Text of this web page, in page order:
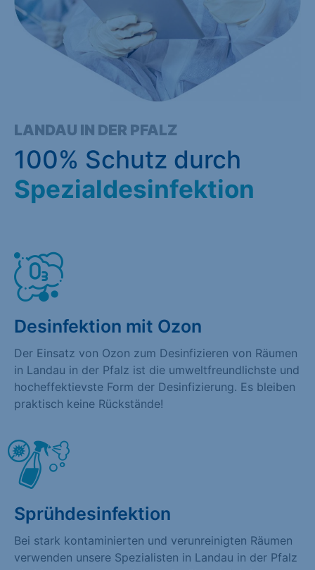
LANDAU IN DER PFALZ
100% Schutz durch
Spezialdesinfektion
Desinfektion mit Ozon
Der Einsatz von Ozon zum Desinfizieren von Räumen
in Landau in der Pfalz ist die umweltfreundlichste und
hocheffektievste Form der Desinfizierung. Es bleiben
praktisch keine Rückstände!
Sprühdesinfektion
Bei stark kontaminierten und verunreinigten Räumen
verwenden unsere Spezialisten in Landau in der Pfalz